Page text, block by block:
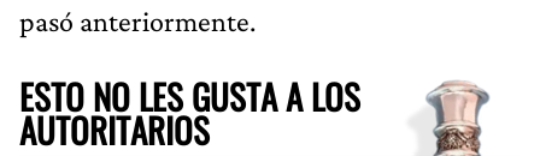
pasó anteriormente.
ESTO NO LES GUSTA A LOS
AUTORITARIOS